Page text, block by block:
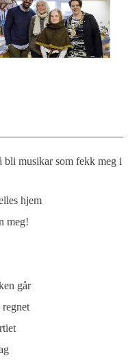
bli musikar som fekk meg i
hjem
meg!
går